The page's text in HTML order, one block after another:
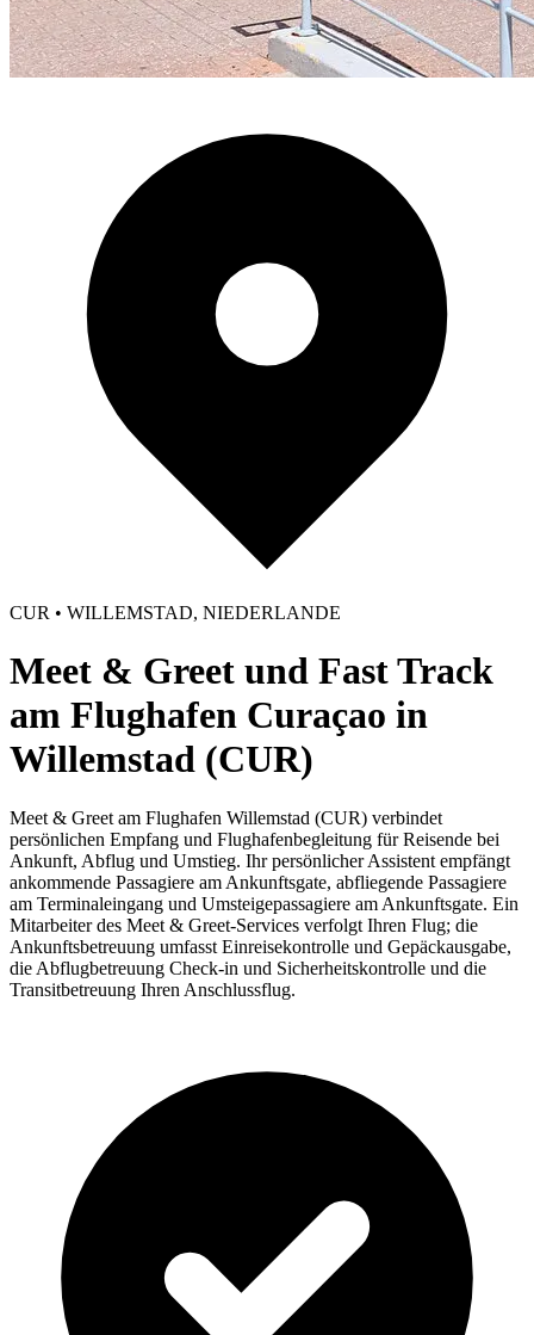
CUR • WILLEMSTAD, NIEDERLANDE
Meet & Greet und Fast Track
am Flughafen Curaçao in
Willemstad (CUR)
Meet & Greet am Flughafen Willemstad (CUR) verbindet
persönlichen Empfang und Flughafenbegleitung für Reisende bei
Ankunft, Abflug und Umstieg. Ihr persönlicher Assistent empfängt
ankommende Passagiere am Ankunftsgate, abfliegende Passagiere
am Terminaleingang und Umsteigepassagiere am Ankunftsgate. Ein
Mitarbeiter des Meet & Greet-Services verfolgt Ihren Flug; die
Ankunftsbetreuung umfasst Einreisekontrolle und Gepäckausgabe,
die Abflugbetreuung Check-in und Sicherheitskontrolle und die
Transitbetreuung Ihren Anschlussflug.